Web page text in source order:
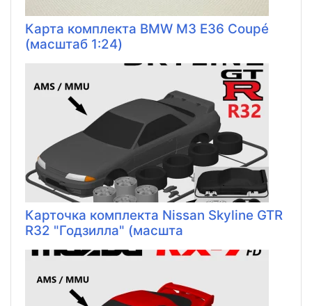
Карта комплекта BMW M3 E36 Coupé
(масштаб 1:24)
Карточка комплекта Nissan Skyline GTR
R32 "Годзилла" (масшта